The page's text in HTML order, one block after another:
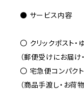
● サービス内容
〇 クリックポスト・
（郵便受けにお届け
〇 宅急便コンパク
（商品手渡し・お荷